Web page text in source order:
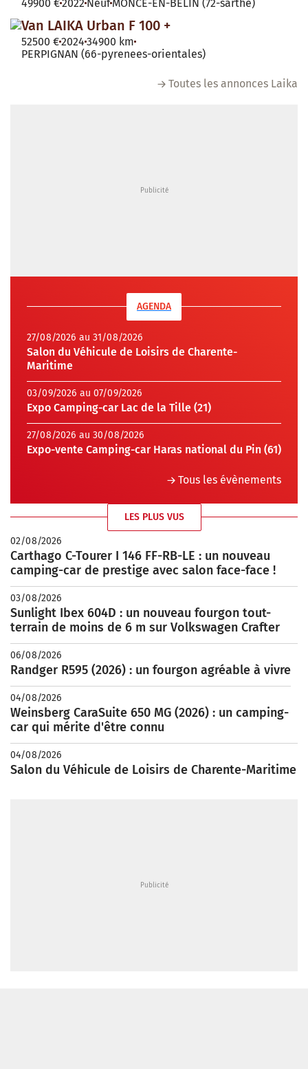
49900 €2022 Neuf MONCE-EN-BELIN (72-sarthe)
Van LAIKA Urban F 100 +
52500 €2024 34900 km
PERPIGNAN (66-pyrenees-orientales)
Toutes les annonces Laika
AGENDA
27/08/2026 au 31/08/2026
Salon du Véhicule de Loisirs de Charente-
Maritime
03/09/2026 au 07/09/2026
Expo Camping-car Lac de la Tille (21)
27/08/2026 au 30/08/2026
Expo-vente Camping-car Haras national du Pin (61)
Tous les évènements
LES PLUS VUS
02/08/2026
Carthago C-Tourer I 146 FF-RB-LE : un nouveau
camping-car de prestige avec salon face-face !
03/08/2026
Sunlight Ibex 604D : un nouveau fourgon tout-
terrain de moins de 6 m sur Volkswagen Crafter
06/08/2026
Randger R595 (2026) : un fourgon agréable à vivre
04/08/2026
Weinsberg CaraSuite 650 MG (2026) : un camping-
car qui mérite d'être connu
04/08/2026
Salon du Véhicule de Loisirs de Charente-Maritime